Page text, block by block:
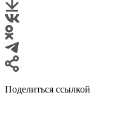
Поделиться ссылкой